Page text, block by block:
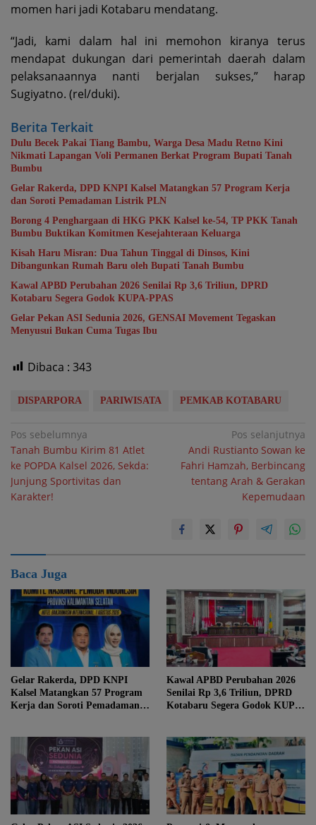
momen hari jadi Kotabaru mendatang.
“Jadi, kami dalam hal ini memohon kiranya terus
mendapat dukungan dari pemerintah daerah dalam
pelaksanaannya nanti berjalan sukses,” harap
Sugiyatno. (rel/duki).
Berita Terkait
Dulu Becek Pakai Tiang Bambu, Warga Desa Madu Retno Kini
Nikmati Lapangan Voli Permanen Berkat Program Bupati Tanah
Bumbu
Gelar Rakerda, DPD KNPI Kalsel Matangkan 57 Program Kerja
dan Soroti Pemadaman Listrik PLN
Borong 4 Penghargaan di HKG PKK Kalsel ke-54, TP PKK Tanah
Bumbu Buktikan Komitmen Kesejahteraan Keluarga
Kisah Haru Misran: Dua Tahun Tinggal di Dinsos, Kini
Dibangunkan Rumah Baru oleh Bupati Tanah Bumbu
Kawal APBD Perubahan 2026 Senilai Rp 3,6 Triliun, DPRD
Kotabaru Segera Godok KUPA-PPAS
Gelar Pekan ASI Sedunia 2026, GENSAI Movement Tegaskan
Menyusui Bukan Cuma Tugas Ibu
Dibaca : 343
DISPARPORA PARIWISATA PEMKAB KOTABARU
Navigasi
pos
Pos sebelumnya
Tanah Bumbu Kirim 81 Atlet
ke POPDA Kalsel 2026, Sekda:
Junjung Sportivitas dan
Karakter!
Pos selanjutnya
Andi Rustianto Sowan ke
Fahri Hamzah, Berbincang
tentang Arah & Gerakan
Kepemudaan
Baca Juga
Gelar Rakerda, DPD KNPI
Kalsel Matangkan 57 Program
Kerja dan Soroti Pemadaman
Kawal APBD Perubahan 2026
Senilai Rp 3,6 Triliun, DPRD
Kotabaru Segera Godok KUPA-